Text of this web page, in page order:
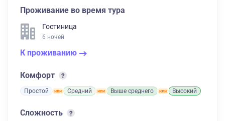
Проживание во время тура
Гостиница
6 ночей
К проживанию
Комфорт
Простой Средний Выше среднего Высокий
Сложность